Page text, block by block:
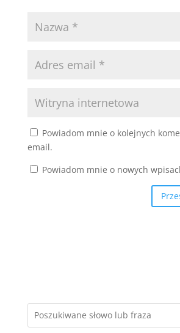
Powiadom mnie o kolejnych
email.
Powiadom mnie o nowych